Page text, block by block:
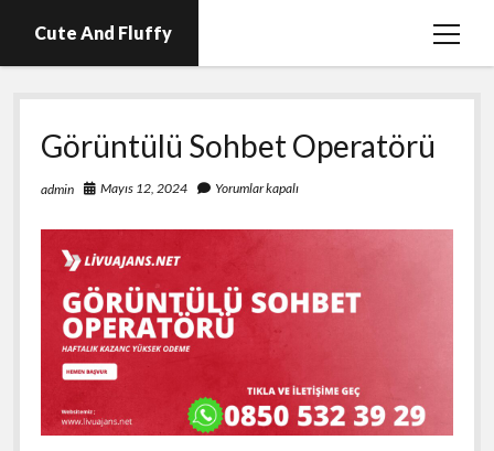
Cute And Fluffy
menüyü
En İyi Telegram Abone Hilesi Ücretsiz
Igtv Beğeni Atma Hilesi Bedava
Igtv Izlenme Arttırma Hilesi Parasız
Instagram Bot Hesap Ne Demek?
Liste
Sayfa Listesi
Görüntülü Sohbet Operatörü
admin Mayıs 12, 2024 Yorumlar kapalı